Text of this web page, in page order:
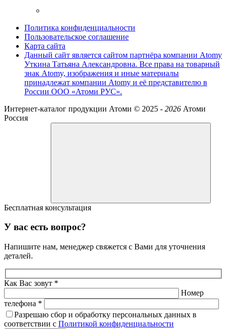
Политика конфиденциальности
Пользовательское соглашение
Карта сайта
Данный сайт является сайтом партнёра компании Atomy
Уткина Татьяна Александровна. Все права на товарный
знак Atomy, изображения и иные материалы
принадлежат компании Atomy и её представителю в
России ООО «Атоми РУС».
Интернет-каталог продукции Атоми © 2025 - 2026 Атоми
Россия
Бесплатная консультация
У вас есть вопрос?
Напишите нам, менеджер свяжется с Вами для уточнения
деталей.
Как Вас зовут *
Номер
телефона *
Разрешаю сбор и обработку персональных данных в
соответствии с Политикой конфиденциальности